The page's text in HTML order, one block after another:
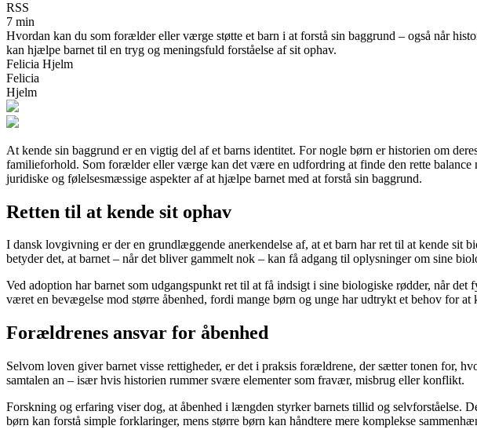
RSS
7 min
Hvordan kan du som forælder eller værge støtte et barn i at forstå sin baggrund – også når
kan hjælpe barnet til en tryg og meningsfuld forståelse af sit ophav.
Felicia Hjelm
Felicia
Hjelm
At kende sin baggrund er en vigtig del af et barns identitet. For nogle børn er historien om
familieforhold. Som forælder eller værge kan det være en udfordring at finde den rette
juridiske og følelsesmæssige aspekter af at hjælpe barnet med at forstå sin baggrund.
Retten til at kende sit ophav
I dansk lovgivning er der en grundlæggende anerkendelse af, at et barn har ret til at kende sit
betyder det, at barnet – når det bliver gammelt nok – kan få adgang til oplysninger om sine
Ved adoption har barnet som udgangspunkt ret til at få indsigt i sine biologiske rødder, når
været en bevægelse mod større åbenhed, fordi mange børn og unge har udtrykt et behov for
Forældrenes ansvar for åbenhed
Selvom loven giver barnet visse rettigheder, er det i praksis forældrene, der sætter tonen for,
samtalen an – især hvis historien rummer svære elementer som fravær, misbrug eller konflikt.
Forskning og erfaring viser dog, at åbenhed i længden styrker barnets tillid og selvforståelse.
børn kan forstå simple forklaringer, mens større børn kan håndtere mere komplekse